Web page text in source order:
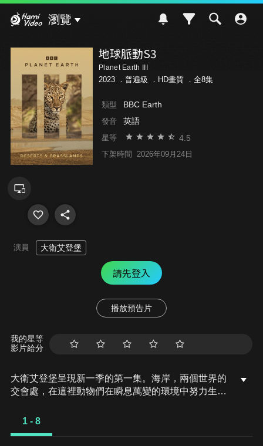
瀏覽
地球脈動S3
Planet Earth III
2023 ． 普遍級 ．HD畫質 ．全8集
類型 BBC Earth
發音 英語
星等 4.5
下架時間 2026年09月24日
演員 大衛艾登堡
請先登入
播放預告片
我的星等
影片給分
大衛艾登堡呈現新一季的第一集。海岸，兩個世界的
交會處，在這裡動物們在瞬息萬變的環境中努力生
1 - 8